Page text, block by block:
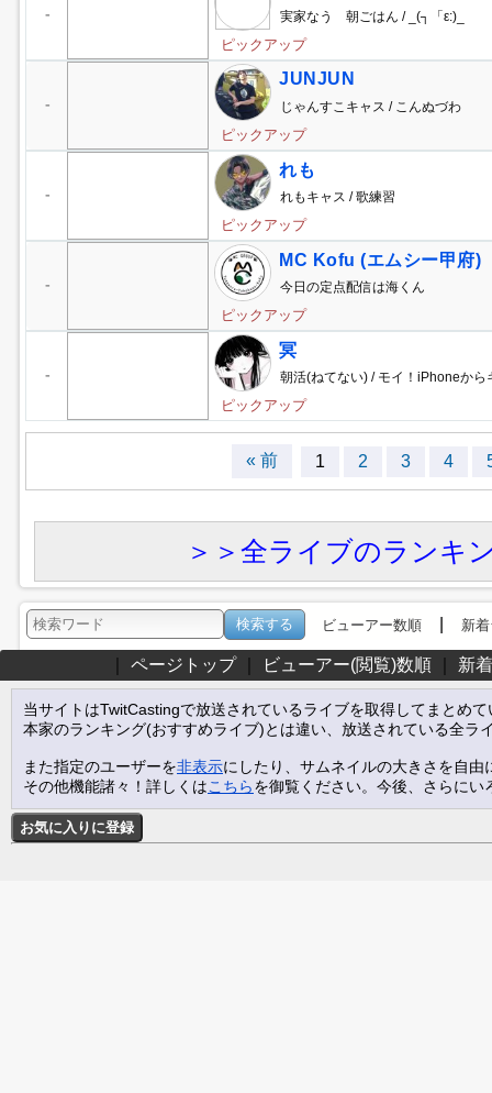
- 実家なう 朝ごはん / _(┐「ε:)_
ピックアップ
- じゃんすこキャス / こんぬづわ
ピックアップ
JUNJUN
- れもキャス / 歌練習
ピックアップ
れも
- 今日の定点配信は海くん
ピックアップ
MC Kofu (エムシー甲府)
- 朝活(ねてない) / モイ！iPhoneか
ピックアップ
冥
« 前 1 2 3 4
＞＞全ライブのランキ
ビューアー数順| 新
ページトップ｜ ビューアー(閲覧)数順｜ 新
当サイトはTwitCastingで放送されているライブを取得してまとめ
本家のランキング(おすすめライブ)とは違い、放送されている全ラ
また指定のユーザーを非表示にしたり、サムネイルの大きさを自
その他機能諸々！詳しくはこちらを御覧ください。今後、さらに